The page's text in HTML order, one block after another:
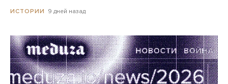
ИСТОРИИ 9 дней назад